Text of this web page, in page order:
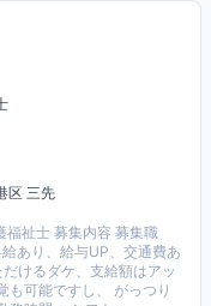
区 三先
祉士 募集内容 募集職
あり、給与UP、交通費あ
けるダケ、支給額はアッ
も可能ですし、 がっつり